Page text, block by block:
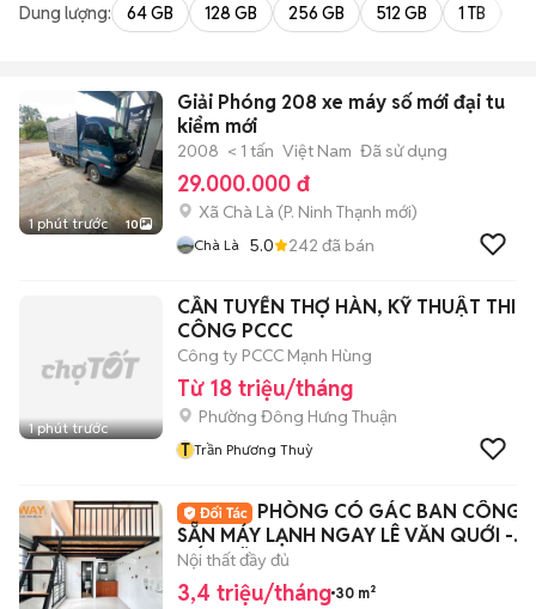
Dung lượng: 64 GB 128 GB 256 GB 512 GB 1 TB
1 phút trước 10
Giải Phóng 208 xe máy số mới đại tu
kiểm mới
2008 < 1 tấn Việt Nam Đã sử dụng
29.000.000 đ
Xã Chà Là (P. Ninh Thạnh mới)
Chà Là 5.0 242 đã bán
1 phút trước
CẦN TUYỂN THỢ HÀN, KỸ THUẬT THI
CÔNG PCCC
Công ty PCCC Mạnh Hùng
Từ 18 triệu/tháng
Phường Đông Hưng Thuận
T Trần Phương Thuỳ
PHÒNG CÓ GÁC BAN CÔNG
SẴN MÁY LẠNH NGAY LÊ VĂN QUỚI -
BỐN XÃ - VHU
Nội thất đầy đủ
3,4 triệu/tháng 30 m²